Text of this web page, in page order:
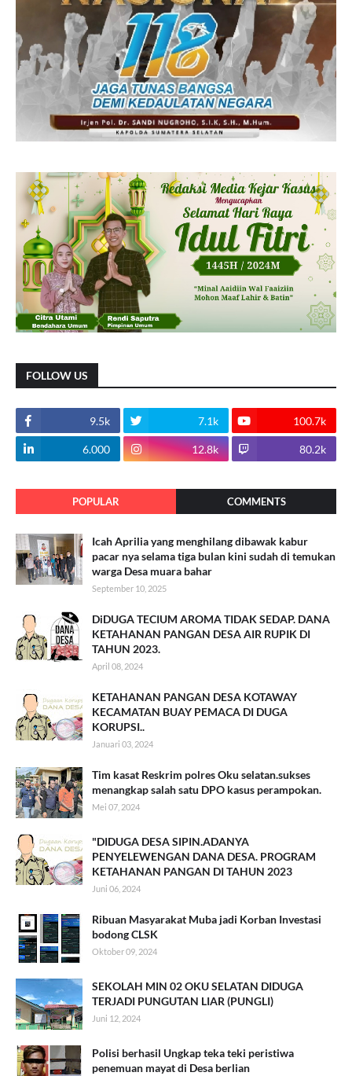
FOLLOW US
9.5k 7.1k 100.7k
6.000 12.8k 80.2k
POPULAR COMMENTS
Icah Aprilia yang menghilang dibawak kabur
pacar nya selama tiga bulan kini sudah di temukan
warga Desa muara bahar
September 10, 2025
DiDUGA TECIUM AROMA TIDAK SEDAP. DANA
KETAHANAN PANGAN DESA AIR RUPIK DI
TAHUN 2023.
April 08, 2024
KETAHANAN PANGAN DESA KOTAWAY
KECAMATAN BUAY PEMACA DI DUGA
KORUPSI..
Januari 03, 2024
Tim kasat Reskrim polres Oku selatan.sukses
menangkap salah satu DPO kasus perampokan.
Mei 07, 2024
"DIDUGA DESA SIPIN.ADANYA
PENYELEWENGAN DANA DESA. PROGRAM
KETAHANAN PANGAN DI TAHUN 2023
Juni 06, 2024
Ribuan Masyarakat Muba jadi Korban Investasi
bodong CLSK
Oktober 09, 2024
SEKOLAH MIN 02 OKU SELATAN DIDUGA
TERJADI PUNGUTAN LIAR (PUNGLI)
Juni 12, 2024
Polisi berhasil Ungkap teka teki peristiwa
penemuan mayat di Desa berlian